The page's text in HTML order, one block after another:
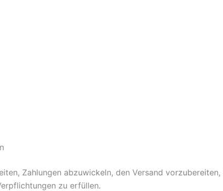
Zahlungen abzuwickeln, den Versand
zu erfüllen.